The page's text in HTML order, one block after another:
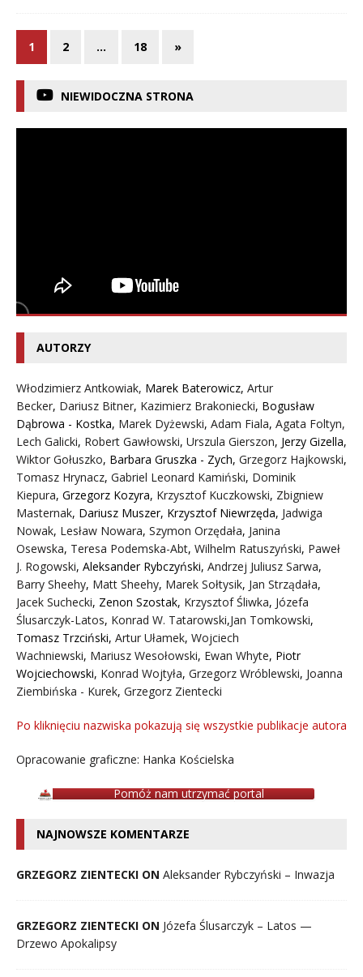
1 2 … 18 »
NIEWIDOCZNA STRONA
AUTORZY
Włodzimierz Antkowiak, Marek Baterowicz, Artur
Becker, Dariusz Bitner, Kazimierz Brakoniecki, Bogusław
Dąbrowa - Kostka, Marek Dyżewski, Adam Fiala, Agata Foltyn,
Lech Galicki, Robert Gawłowski, Urszula Gierszon, Jerzy Gizella,
Wiktor Gołuszko, Barbara Gruszka - Zych, Grzegorz Hajkowski,
Tomasz Hrynacz, Gabriel Leonard Kamiński, Dominik
Kiepura, Grzegorz Kozyra, Krzysztof Kuczkowski, Zbigniew
Masternak, Dariusz Muszer, Krzysztof Niewrzęda, Jadwiga
Nowak, Lesław Nowara, Szymon Orzędała, Janina
Osewska, Teresa Podemska-Abt, Wilhelm Ratuszyński, Paweł
J. Rogowski, Aleksander Rybczyński, Andrzej Juliusz Sarwa,
Barry Sheehy, Matt Sheehy, Marek Sołtysik, Jan Strządała,
Jacek Suchecki, Zenon Szostak, Krzysztof Śliwka, Józefa
Ślusarczyk-Latos, Konrad W. Tatarowski,Jan Tomkowski,
Tomasz Trzciński, Artur Ułamek, Wojciech
Wachniewski, Mariusz Wesołowski, Ewan Whyte, Piotr
Wojciechowski, Konrad Wojtyła, Grzegorz Wróblewski, Joanna
Ziembińska - Kurek, Grzegorz Zientecki
Po kliknięciu nazwiska pokazują się wszystkie publikacje autora
Opracowanie graficzne: Hanka Kościelska
Pomóż nam utrzymać portal
NAJNOWSZE KOMENTARZE
GRZEGORZ ZIENTECKI ON Aleksander Rybczyński – Inwazja
GRZEGORZ ZIENTECKI ON Józefa Ślusarczyk – Latos —
Drzewo Apokalipsy